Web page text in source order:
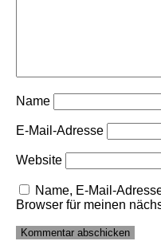
Name
E-Mail-Adresse
Website
Name, E-Mail-
Browser für meinen